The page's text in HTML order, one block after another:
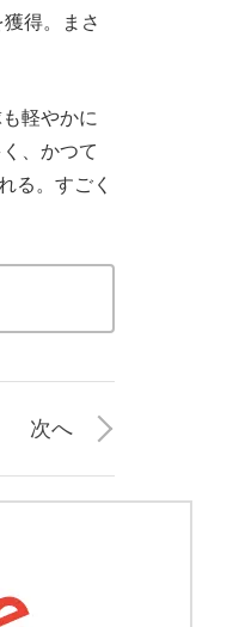
得。まさ
軽やかに
、かつて
る。すごく
次へ